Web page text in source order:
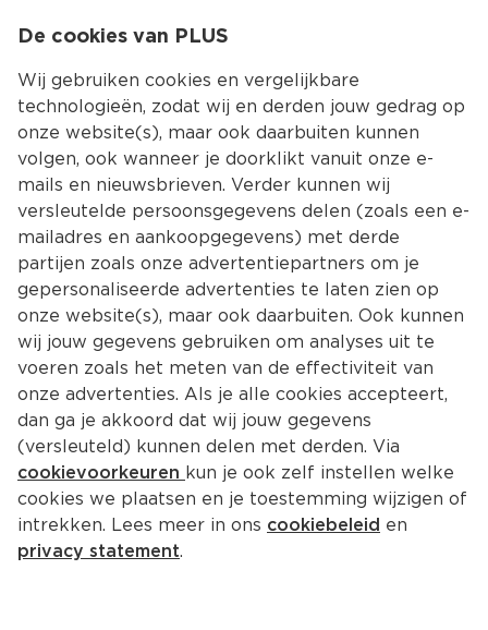
Kies jouw
De cookies van PLUS
Wij gebruiken cookies en vergelijkbare
technologieën, zodat wij en derden jouw gedrag op
onze website(s), maar ook daarbuiten kunnen
volgen, ook wanneer je doorklikt vanuit onze e-
mails en nieuwsbrieven. Verder kunnen wij
versleutelde persoonsgegevens delen (zoals een e-
mailadres en aankoopgegevens) met derde
partijen zoals onze advertentiepartners om je
gepersonaliseerde advertenties te laten zien op
onze website(s), maar ook daarbuiten. Ook kunnen
wij jouw gegevens gebruiken om analyses uit te
voeren zoals het meten van de effectiviteit van
onze advertenties. Als je alle cookies accepteert,
dan ga je akkoord dat wij jouw gegevens
(versleuteld) kunnen delen met derden. Via
cookievoorkeuren kun je ook zelf instellen welke
cookies we plaatsen en je toestemming wijzigen of
intrekken. Lees meer in ons cookiebeleid en
privacy statement.